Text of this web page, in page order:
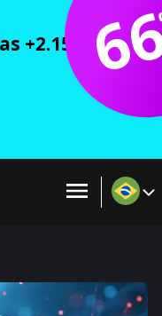
+2.150 cursos